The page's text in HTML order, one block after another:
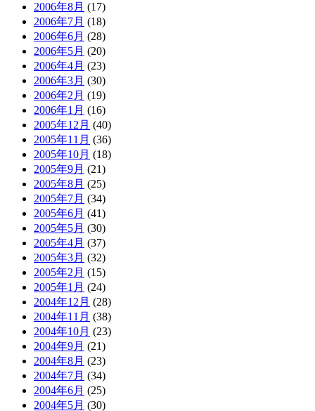
2006年8月 (17)
2006年7月 (18)
2006年6月 (28)
2006年5月 (20)
2006年4月 (23)
2006年3月 (30)
2006年2月 (19)
2006年1月 (16)
2005年12月 (40)
2005年11月 (36)
2005年10月 (18)
2005年9月 (21)
2005年8月 (25)
2005年7月 (34)
2005年6月 (41)
2005年5月 (30)
2005年4月 (37)
2005年3月 (32)
2005年2月 (15)
2005年1月 (24)
2004年12月 (28)
2004年11月 (38)
2004年10月 (23)
2004年9月 (21)
2004年8月 (23)
2004年7月 (34)
2004年6月 (25)
2004年5月 (30)